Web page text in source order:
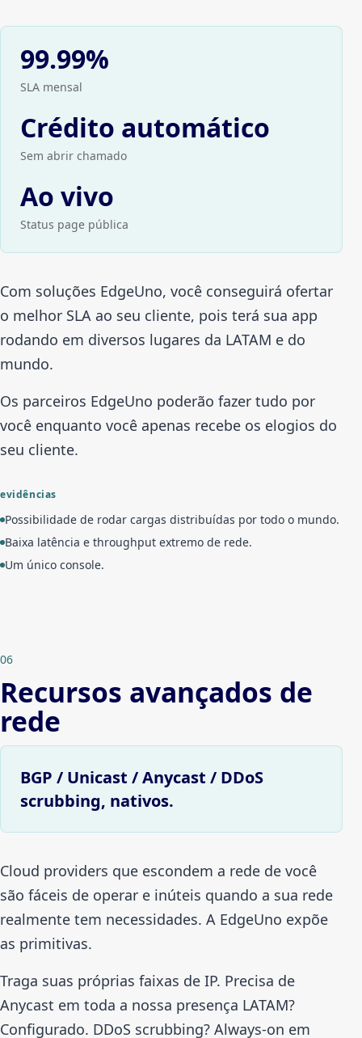
99.99%
SLA mensal
Crédito automático
Sem abrir chamado
Ao vivo
Status page pública
Com soluções EdgeUno, você conseguirá ofertar
o melhor SLA ao seu cliente, pois terá sua app
rodando em diversos lugares da LATAM e do
mundo.
Os parceiros EdgeUno poderão fazer tudo por
você enquanto você apenas recebe os elogios do
seu cliente.
evidências
Possibilidade de rodar cargas distribuídas por todo o mundo.
Baixa latência e throughput extremo de rede.
Um único console.
06
Recursos avançados de
rede
BGP / Unicast / Anycast / DDoS
scrubbing, nativos.
Cloud providers que escondem a rede de você
são fáceis de operar e inúteis quando a sua rede
realmente tem necessidades. A EdgeUno expõe
as primitivas.
Traga suas próprias faixas de IP. Precisa de
Anycast em toda a nossa presença LATAM?
Configurado. DDoS scrubbing? Always-on em